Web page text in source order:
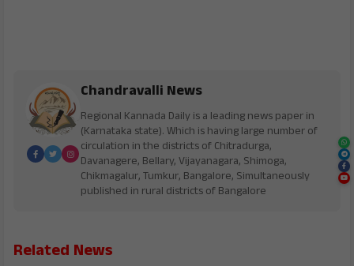
Chandravalli News
Regional Kannada Daily is a leading news paper in
(Karnataka state). Which is having large number of
circulation in the districts of Chitradurga,
Davanagere, Bellary, Vijayanagara, Shimoga,
Chikmagalur, Tumkur, Bangalore, Simultaneously
published in rural districts of Bangalore
Related News